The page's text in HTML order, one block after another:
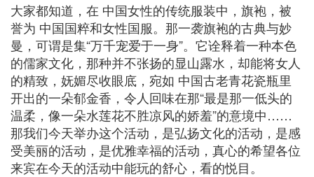
大家都知道，在 中国女性的传统服装中，旗袍，被
誉为 中国国粹和女性国服。那一袭旗袍的古典与妙
曼，可谓是集“万千宠爱于一身”。它诠释着一种本色
的儒家文化，那种并不张扬的显山露水，却能将女人
的精致，妩媚尽收眼底，宛如 中国古老青花瓷瓶里
开出的一朵郁金香，令人回味在那“最是那一低头的
温柔，像一朵水莲花不胜凉风的娇羞”的意境中……
那我们今天举办这个活动，是弘扬文化的活动，是感
受美丽的活动，是优雅幸福的活动，真心的希望各位
来宾在今天的活动中能玩的舒心，看的悦目。